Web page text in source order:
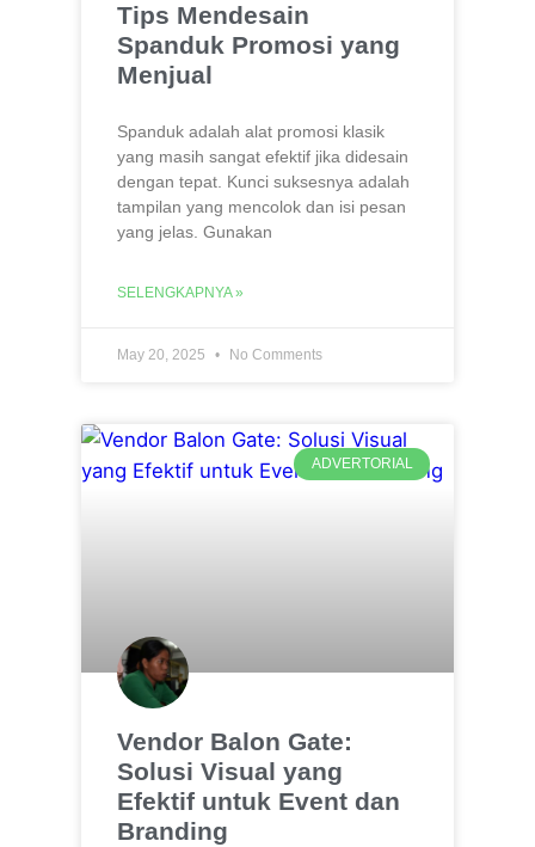
Tips Mendesain
Spanduk Promosi yang
Menjual
Spanduk adalah alat promosi klasik
yang masih sangat efektif jika didesain
dengan tepat. Kunci suksesnya adalah
tampilan yang mencolok dan isi pesan
yang jelas. Gunakan
SELENGKAPNYA »
May 20, 2025 No Comments
ADVERTORIAL
Vendor Balon Gate:
Solusi Visual yang
Efektif untuk Event dan
Branding